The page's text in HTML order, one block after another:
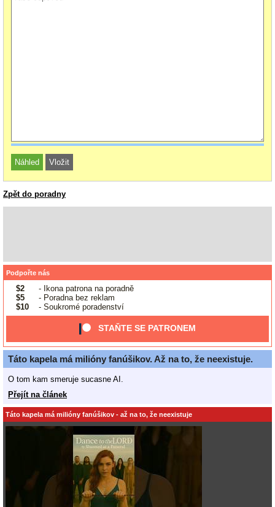
Zpět do poradny
Podpořte nás
$2
- Ikona patrona na poradně
$5
- Poradna bez reklam
$10
- Soukromé poradenství
STAŇTE SE PATRONEM
Táto kapela má milióny fanúšikov. Až na to, že neexistuje.
O tom kam smeruje sucasne AI.
Přejít na článek
Táto kapela má milióny fanúšikov - až na to, že neexistuje